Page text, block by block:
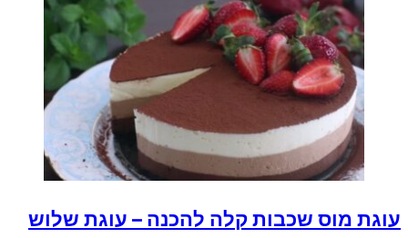
עוגת מוס שכבות קלה להכנה – עוגת שלוש